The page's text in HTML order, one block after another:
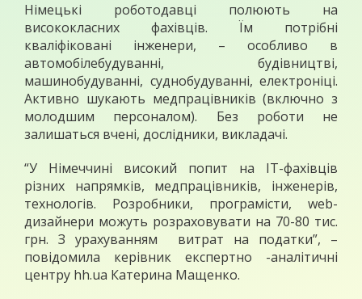
Німецькі роботодавці полюють на
висококласних фахівців. Їм потрібні
кваліфіковані інженери, – особливо в
автомобілебудуванні, будівництві,
машинобудуванні, суднобудуванні, електроніці.
Активно шукають медпрацівників (включно з
молодшим персоналом). Без роботи не
залишаться вчені, дослідники, викладачі.
“У Німеччині високий попит на IT-фахівців
різних напрямків, медпрацівників, інженерів,
технологів. Розробники, програмісти, web-
дизайнери можуть розраховувати на 70-80 тис.
грн. З урахуванням витрат на податки”, –
повідомила керівник експертно -аналітичні
центру hh.ua Катерина Мащенко.